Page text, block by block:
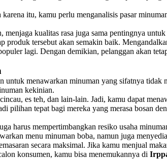
itu, kamu perlu menganalisis pasar
kualitas rasa juga sama pentingnya
tersebut akan semakin baik.
lagi. Dengan demikian, pelanggan akan
menawarkan minuman yang sifatnya tidak
kekinian.
es teh, dan lain-lain. Jadi, kamu dapat
pilihan tepat bagi mereka yang merasa bosan
harus mempertimbangkan resiko usaha
menu minuman boba, namun juga
secara maksimal. Jika kamu menjual
konsumen, kamu bisa menemukannya di